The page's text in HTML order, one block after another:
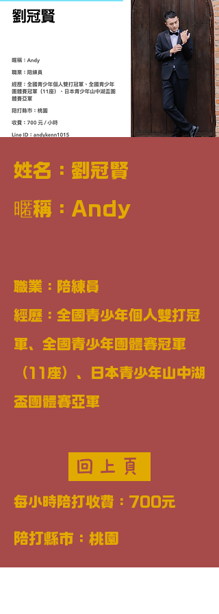
職業：陪練員
經歷：全國青少年個人雙打冠
軍、全國青少年團體賽冠軍
（11座）、日本青少年山中湖
盃團體賽亞軍
每小時陪打收費：700元
陪打縣市：桃園
回上頁
姓名：劉冠賢
​暱稱：Andy